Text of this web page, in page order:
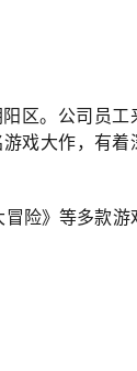
区。公司员工
戏大作，有着
险》等多款游